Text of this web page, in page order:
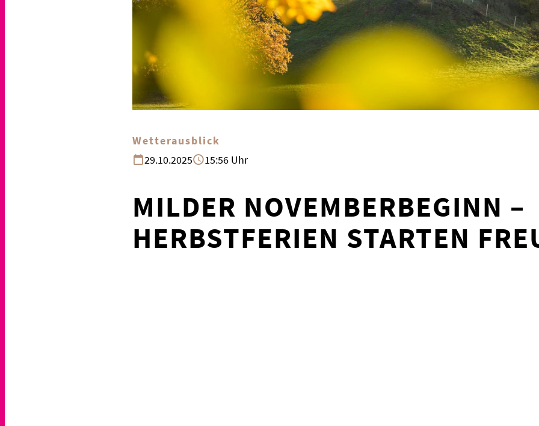
Wetterausblick
29.10.2025
15:56 Uhr
MILDER NOVEMBERBEGINN –
HERBSTFERIEN STARTEN